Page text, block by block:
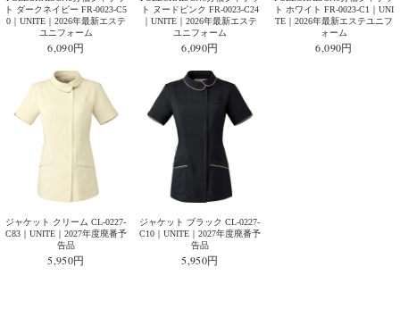
ト ダークネイビー FR-0023-C5
0｜UNITE｜2026年最新エステ
ユニフォーム
6,090円
ト ヌードピンク FR-0023-C24
｜UNITE｜2026年最新エステ
ユニフォーム
6,090円
ト ホワイト FR-0023-C1｜UNI
TE｜2026年最新エステユニフ
ォーム
6,090円
ジャケット クリーム CL-0227-
C83｜UNITE｜2027年度廃番予
告品
5,950円
ジャケット ブラック CL-0227-
C10｜UNITE｜2027年度廃番予
告品
5,950円